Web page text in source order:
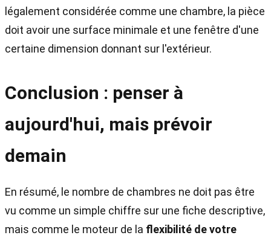
légalement considérée comme une chambre, la pièce
doit avoir une surface minimale et une fenêtre d'une
certaine dimension donnant sur l'extérieur.
Conclusion : penser à
aujourd'hui, mais prévoir
demain
En résumé, le nombre de chambres ne doit pas être
vu comme un simple chiffre sur une fiche descriptive,
mais comme le moteur de la flexibilité de votre